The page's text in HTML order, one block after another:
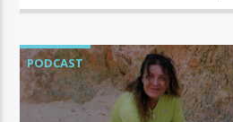
PODCAST